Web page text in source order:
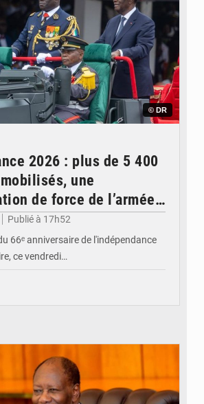
© DR
2026 : plus de 5 400
une
de force de l’armée
Yopougon
Publié à 17h52
66ᵉ anniversaire de l'indépendance
ce vendredi…